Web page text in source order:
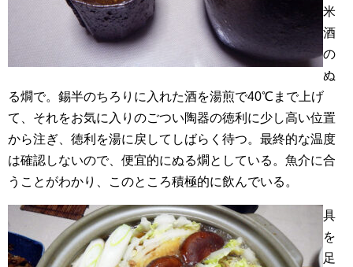
米
酒
の
ぬ
る燗で。錫半のちろりに入れた酒を湯煎で40℃まで上げ
て、それをお気に入りのごつい陶器の徳利に少し高い位置
から注ぎ、徳利を湯に戻してしばらく待つ。最終的な温度
は確認しないので、便宜的にぬる燗としている。魚介に合
うことがわかり、このところ積極的に飲んでいる。
具
を
足